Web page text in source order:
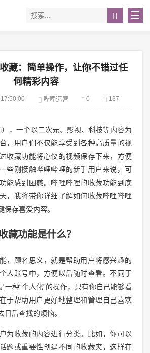
藏：简单操作，让你不错过任
何精彩内容
哔哩运营 0 137
，一个以二次元、影视、科技等内容为
，用户们不仅能享受到各种高质量的视
收藏功能将心仪的视频保存下来，方便
些刚接触哔哩哔哩的新手用户来说，可
能感到困惑。哔哩哔哩的收藏功能到底
，我将带你详细了解如何收藏哔哩哔哩
保存喜爱内容。
藏功能是什么？
，顾名思义，就是帮助用户将感兴趣的
人账号中，方便以后随时查看。不同于
一种“个人化”的操作，只有你自己能够看
于帮助用户更好地整理和管理自己喜欢
日后查找的烦恼。
为收藏的内容进行分类。比如，你可以
题或重要性创建不同的收藏夹，这样在